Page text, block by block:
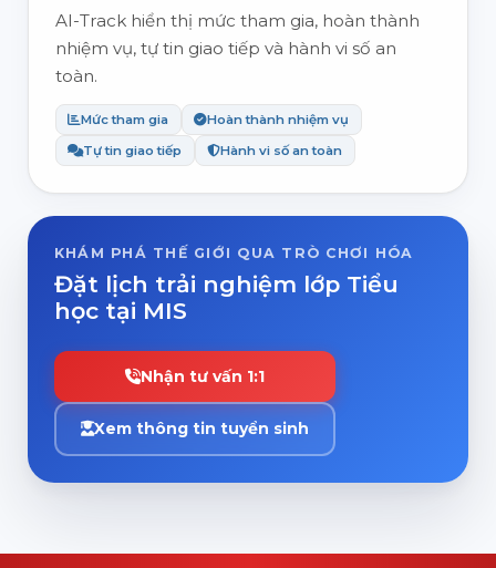
AI-Track hiển thị mức tham gia, hoàn thành
nhiệm vụ, tự tin giao tiếp và hành vi số an
toàn.
Mức tham gia
Hoàn thành nhiệm vụ
Tự tin giao tiếp
Hành vi số an toàn
KHÁM PHÁ THẾ GIỚI QUA TRÒ CHƠI HÓA
Đặt lịch trải nghiệm lớp Tiểu
học tại MIS
Nhận tư vấn 1:1
Xem thông tin tuyển sinh